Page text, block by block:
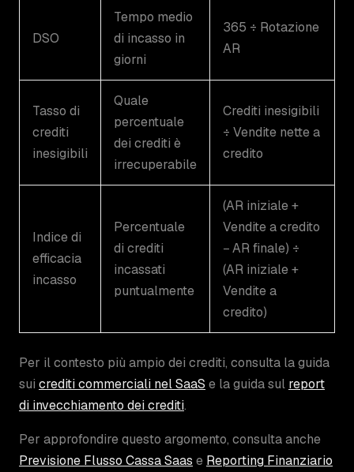
DSO
Tempo medio
di incasso in
giorni
365 ÷ Rotazione
AR
Tasso di
crediti
inesigibili
Quale
percentuale
dei crediti è
irrecuperabile
Crediti inesigibili
÷ Vendite nette a
credito
Indice di
efficacia
incasso
Percentuale
di crediti
incassati
puntualmente
(AR iniziale +
Vendite a credito
− AR finale) ÷
(AR iniziale +
Vendite a
credito)
Per il contesto più ampio dei crediti, consulta la guida
sui crediti commerciali nel SaaS e la guida sul report
di invecchiamento dei crediti.
Per approfondire questo argomento, consulta anche
Previsione Flusso Cassa Saas e Reporting Finanziario